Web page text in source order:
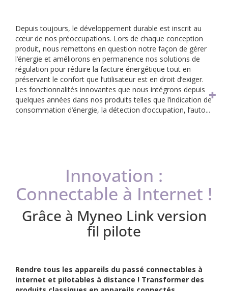
Depuis toujours, le développement durable est inscrit au
cœur de nos préoccupations. Lors de chaque conception
produit, nous remettons en question notre façon de gérer
l’énergie et améliorons en permanence nos solutions de
régulation pour réduire la facture énergétique tout en
préservant le confort que l’utilisateur est en droit d’exiger.
Les fonctionnalités innovantes que nous intégrons depuis
quelques années dans nos produits telles que l’indication de
consommation d’énergie, la détection d’occupation, l’auto...
Innovation :
Connectable à Internet !
Grâce à Myneo Link version
fil pilote
Rendre tous les appareils du passé connectables à
internet et pilotables à distance ! Transformer des